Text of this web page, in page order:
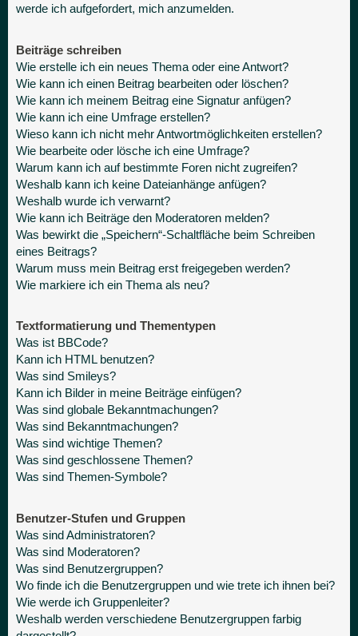
werde ich aufgefordert, mich anzumelden.
Beiträge schreiben
Wie erstelle ich ein neues Thema oder eine Antwort?
Wie kann ich einen Beitrag bearbeiten oder löschen?
Wie kann ich meinem Beitrag eine Signatur anfügen?
Wie kann ich eine Umfrage erstellen?
Wieso kann ich nicht mehr Antwortmöglichkeiten erstellen?
Wie bearbeite oder lösche ich eine Umfrage?
Warum kann ich auf bestimmte Foren nicht zugreifen?
Weshalb kann ich keine Dateianhänge anfügen?
Weshalb wurde ich verwarnt?
Wie kann ich Beiträge den Moderatoren melden?
Was bewirkt die „Speichern“-Schaltfläche beim Schreiben
eines Beitrags?
Warum muss mein Beitrag erst freigegeben werden?
Wie markiere ich ein Thema als neu?
Textformatierung und Thementypen
Was ist BBCode?
Kann ich HTML benutzen?
Was sind Smileys?
Kann ich Bilder in meine Beiträge einfügen?
Was sind globale Bekanntmachungen?
Was sind Bekanntmachungen?
Was sind wichtige Themen?
Was sind geschlossene Themen?
Was sind Themen-Symbole?
Benutzer-Stufen und Gruppen
Was sind Administratoren?
Was sind Moderatoren?
Was sind Benutzergruppen?
Wo finde ich die Benutzergruppen und wie trete ich ihnen bei?
Wie werde ich Gruppenleiter?
Weshalb werden verschiedene Benutzergruppen farbig